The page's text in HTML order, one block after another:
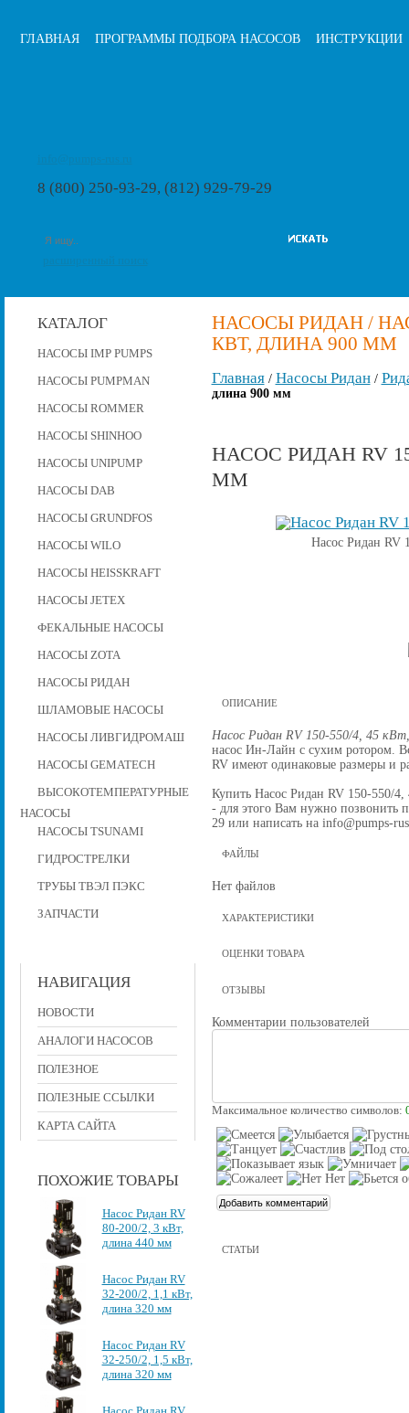
ГЛАВНАЯ ПРОГРАММЫ ПОДБОРА НАСОСОВ ИНСТРУКЦИИ
8 (800) 250-93-29, (812) 929-79-29
КАТАЛОГ
НАСОСЫ IMP PUMPS
НАСОСЫ PUMPMAN
НАСОСЫ ROMMER
НАСОСЫ SHINHOO
НАСОСЫ UNIPUMP
НАСОСЫ DAB
НАСОСЫ GRUNDFOS
НАСОСЫ WILO
НАСОСЫ HEISSKRAFT
НАСОСЫ JETEX
ФЕКАЛЬНЫЕ НАСОСЫ
НАСОСЫ ZOTA
НАСОСЫ РИДАН
ШЛАМОВЫЕ НАСОСЫ
НАСОСЫ ЛИВГИДРОМАШ
НАСОСЫ GEMATECH
ВЫСОКОТЕМПЕРАТУРНЫЕ
НАСОСЫ
НАСОСЫ TSUNAMI
ГИДРОСТРЕЛКИ
ТРУБЫ ТВЭЛ ПЭКС
ЗАПЧАСТИ
НАВИГАЦИЯ
НОВОСТИ
АНАЛОГИ НАСОСОВ
ПОЛЕЗНОЕ
ПОЛЕЗНЫЕ ССЫЛКИ
КАРТА САЙТА
ПОХОЖИЕ ТОВАРЫ
Насос Ридан RV
80-200/2, 3 кВт,
длина 440 мм
Насос Ридан RV
32-200/2, 1,1 кВт,
длина 320 мм
Насос Ридан RV
32-250/2, 1,5 кВт,
длина 320 мм
НАСОСЫ РИДАН /
КВТ, ДЛИНА 900 ММ
Главная/ Насосы Ридан/
длина 900 мм
НАСОС РИДАН RV
ММ
Насос Ридан RV
ОПИСАНИЕ
Насос Ридан RV 150-550/4, 45
насос Ин-Лайн с сухим ротором.
RV имеют одинаковые размеры и
Купить Насос Ридан RV 150-550/
- для этого Вам нужно позвонить
29 или написать на info@pumps-
ФАЙЛЫ
Нет файлов
ХАРАКТЕРИСТИКИ
ОЦЕНКИ ТОВАРА
ОТЗЫВЫ
Комментарии пользователей
Максимальное количество символов:
СТАТЬИ